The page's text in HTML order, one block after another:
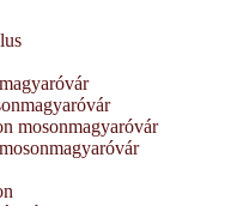
mosonmagyaróvár